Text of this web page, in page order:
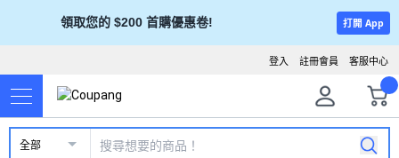
領取您的 $200 首購優惠卷! 打開 App
客服中心
註冊會員
登入
全部